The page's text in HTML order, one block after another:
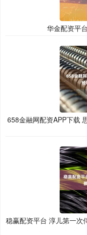
华金配资平
658金融网配资APP下载
稳赢配资平台 淳儿第一次